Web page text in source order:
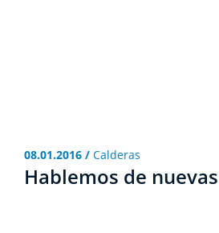
08.01.2016 / Calderas
Hablemos de